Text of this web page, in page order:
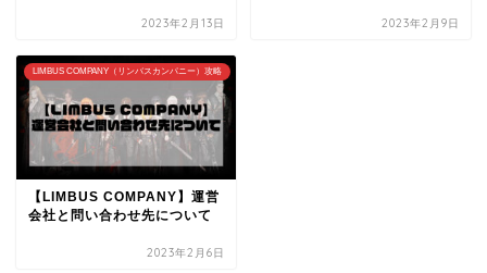
2023年2月13日 2023年2月9日
LIMBUS COMPANY（リンバスカンパニー）攻略
【LIMBUS COMPANY】運営
会社と問い合わせ先について
2023年2月6日